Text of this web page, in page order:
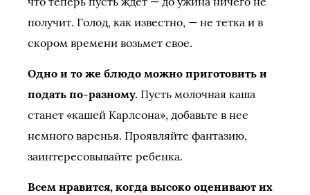
получит. Голод, как известно, — не тетка и в
скором времени возьмет свое.
Одно и то же блюдо можно приготовить и
подать по-разному. Пусть молочная каша
станет «кашей Карлсона», добавьте в нее
немного варенья. Проявляйте фантазию,
заинтересовывайте ребенка.
Всем нравится, когда высоко оценивают их